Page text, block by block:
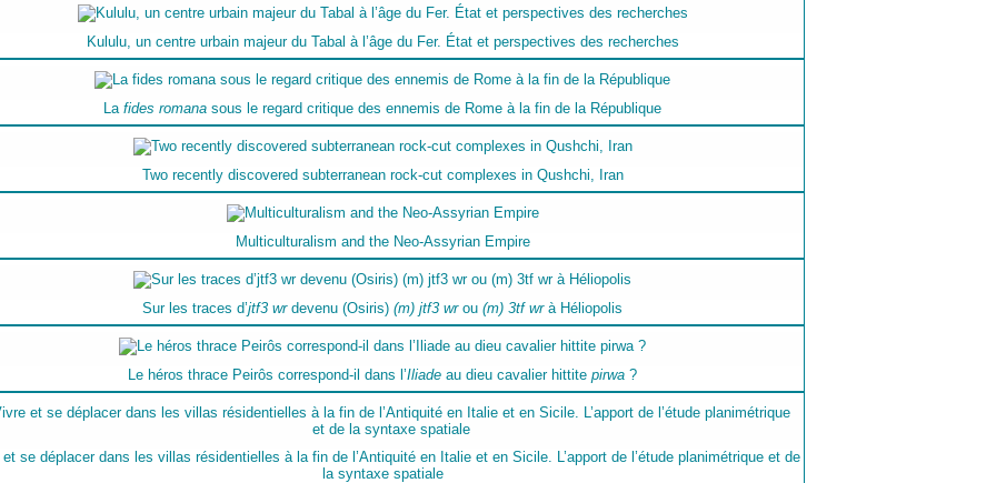
Kululu, un centre urbain majeur du Tabal à l’âge du Fer. État et perspectives des recherches
La fides romana sous le regard critique des ennemis de Rome à la fin de la République
Two recently discovered subterranean rock-cut complexes in Qushchi, Iran
Multiculturalism and the Neo-Assyrian Empire
Sur les traces d’jtf3 wrdevenu (Osiris) (m) jtf3 wrou (m) 3tf wrà Héliopolis
Le héros thrace Peirôs correspond-il dans l’Iliade au dieu cavalier hittite pirwa ?
se déplacer dans les villas résidentielles à la fin de l’Antiquité en Italie et en Sicile. L’apport de l’étude planimétrique et de
la syntaxe spatiale